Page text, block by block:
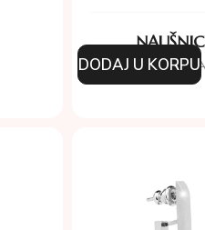
214.00
DODAJ U KORPU